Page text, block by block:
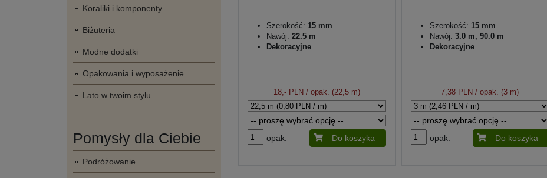
Koraliki i komponenty
Biżuteria
Modne dodatki
Opakowania i wyposażenie
Lato w twoim stylu
Pomysły dla Ciebie
Podróżowanie
Szerokość: 15 mm
Nawój: 22.5 m
Dekoracyjne
18,- PLN / opak. (22,5 m)
opak. Do koszyka
Szerokość: 15 mm
Nawój: 3.0 m, 90.0 m
Dekoracyjne
7,38 PLN / opak. (3 m)
opak. Do koszyka